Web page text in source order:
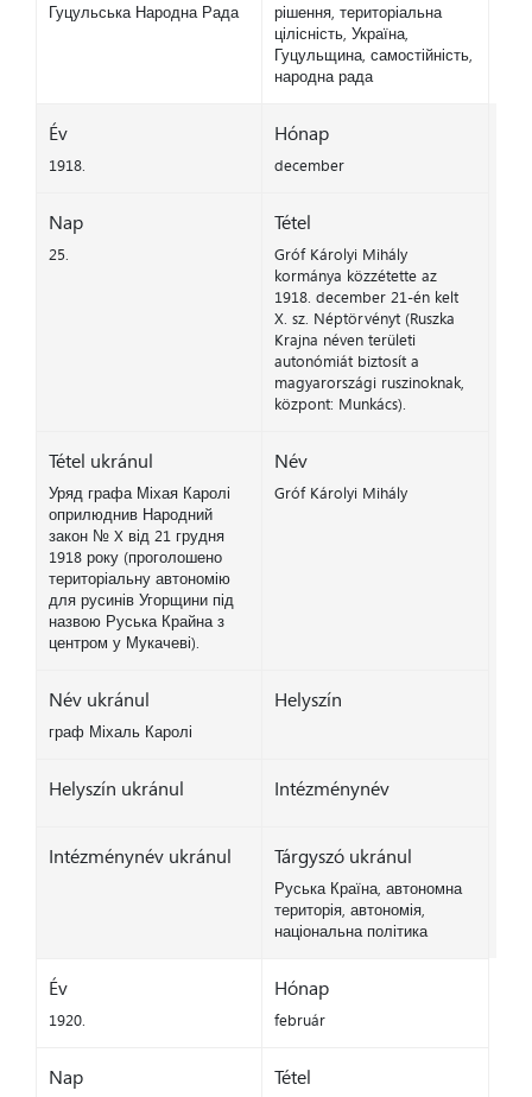
Гуцульська Народна Рада
рішення, територіальна
цілісність, Україна,
Гуцульщина, самостійність,
народна рада
Év
1918.
Hónap
december
Nap
25.
Tétel
Gróf Károlyi Mihály
kormánya közzétette az
1918. december 21-én kelt
X. sz. Néptörvényt (Ruszka
Krajna néven területi
autonómiát biztosít a
magyarországi ruszinoknak,
központ: Munkács).
Tétel ukránul
Уряд графа Міхая Каролі
оприлюднив Народний
закон № X від 21 грудня
1918 року (проголошено
територіальну автономію
для русинів Угорщини під
назвою Руська Крайна з
центром у Мукачеві).
Név
Gróf Károlyi Mihály
Név ukránul
граф Міхаль Каролі
Helyszín
Helyszín ukránul Intézménynév
Intézménynév ukránul Tárgyszó ukránul
Руська Країна, автономна
територія, автономія,
національна політика
Év
1920.
Hónap
február
Nap Tétel